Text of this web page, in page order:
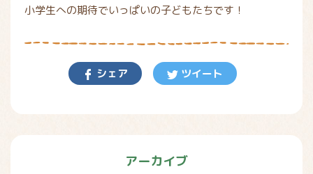
小学生への期待でいっぱいの子どもたちです！
シェア ツイート
アーカイブ